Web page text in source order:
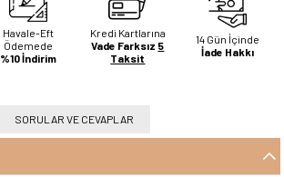
Havale-Eft
Ödemede
%10 İndirim
Kredi Kartlarına
Vade Farksız 5
Taksit
14 Gün İçinde
İade Hakkı
SORULAR VE CEVAPLAR